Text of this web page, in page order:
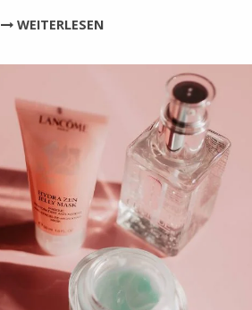
WEITERLESEN